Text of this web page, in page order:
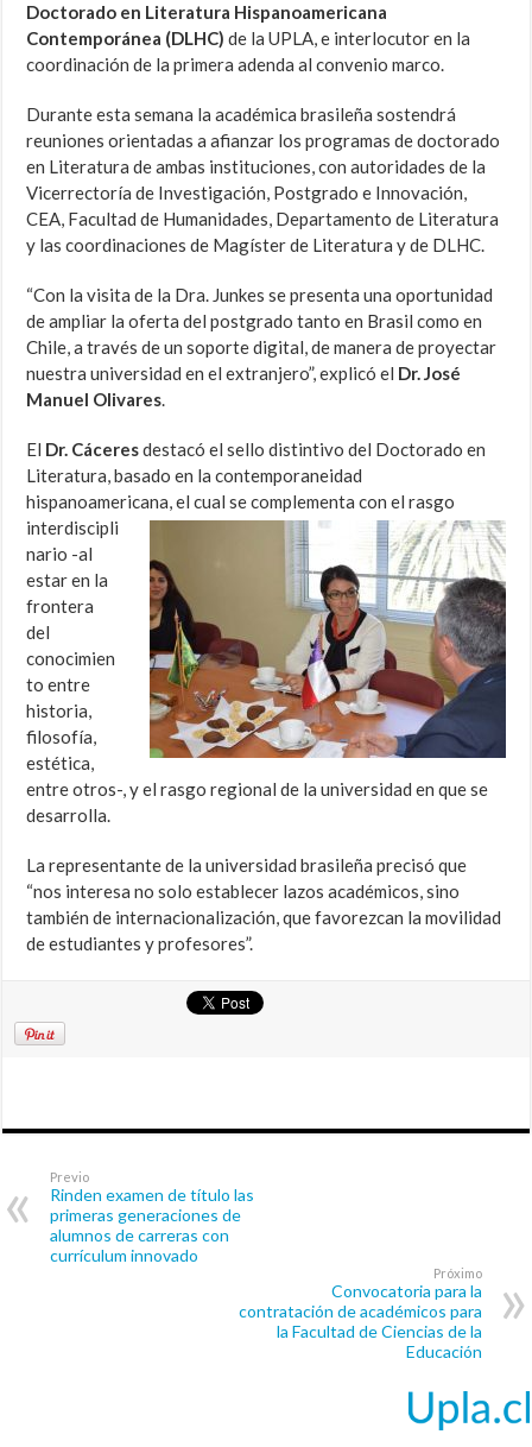
Doctorado en Literatura Hispanoamericana
Contemporánea (DLHC) de la UPLA, e interlocutor en la
coordinación de la primera adenda al convenio marco.
Durante esta semana la académica brasileña sostendrá
reuniones orientadas a afianzar los programas de doctorado
en Literatura de ambas instituciones, con autoridades de la
Vicerrectoría de Investigación, Postgrado e Innovación,
CEA, Facultad de Humanidades, Departamento de Literatura
y las coordinaciones de Magíster de Literatura y de DLHC.
“Con la visita de la Dra. Junkes se presenta una oportunidad
de ampliar la oferta del postgrado tanto en Brasil como en
Chile, a través de un soporte digital, de manera de proyectar
nuestra universidad en el extranjero”, explicó el Dr. José
Manuel Olivares.
El Dr. Cáceresdestacó el sello distintivo del Doctorado en
Literatura, basado en la contemporaneidad
hispanoamericana, el cual secomplementa con el rasgo
interdiscipli
nario -al
estar en la
frontera
del
conocimien
to entre
historia,
filosofía,
estética,
entre otros-, y el rasgo regional de la universidad en que se
desarrolla.
La representante de la universidad brasileña precisó que
“nos interesa no solo establecer lazos académicos, sino
también de internacionalización, que favorezcan la movilidad
de estudiantes y profesores”.
Previo
Rinden examen de título las
primeras generaciones de
alumnos de carreras con
currículum innovado
Próximo
Convocatoria para la
contratación de académicos para
la Facultad de Ciencias de la
Educación